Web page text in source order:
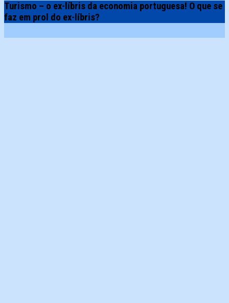
Turismo – o ex-líbris da economia portuguesa! O que se
faz em prol do ex-líbris?